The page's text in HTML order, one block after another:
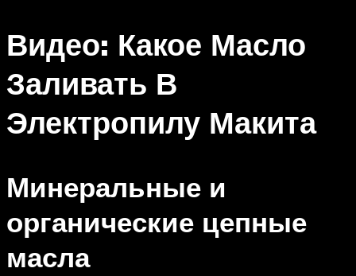
Видео: Какое Масло
Заливать В
Электропилу Макита
Минеральные и
органические цепные
масла